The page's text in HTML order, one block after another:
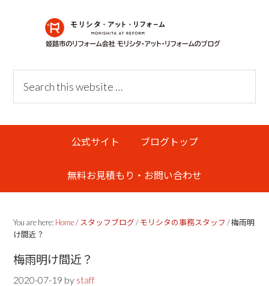
Header
Right
this
公式サイト ブログトップ
無料お見積もり・お問い合わせ
You are here: Home/ スタッフブログ /モリシタの事務スタッフ /梅雨明
け間近？
梅雨明け間近？
2020-07-19 by staff